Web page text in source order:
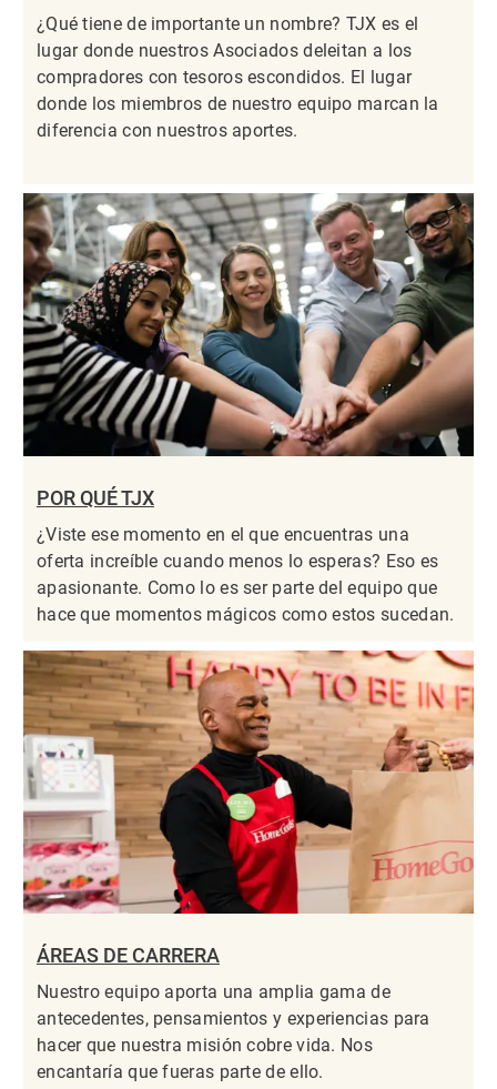
¿Qué tiene de importante un nombre? TJX es el
lugar donde nuestros Asociados deleitan a los
compradores con tesoros escondidos. El lugar
donde los miembros de nuestro equipo marcan la
diferencia con nuestros aportes.
POR QUÉ TJX
¿Viste ese momento en el que encuentras una
oferta increíble cuando menos lo esperas? Eso es
apasionante. Como lo es ser parte del equipo que
hace que momentos mágicos como estos sucedan.
ÁREAS DE CARRERA
Nuestro equipo aporta una amplia gama de
antecedentes, pensamientos y experiencias para
hacer que nuestra misión cobre vida. Nos
encantaría que fueras parte de ello.